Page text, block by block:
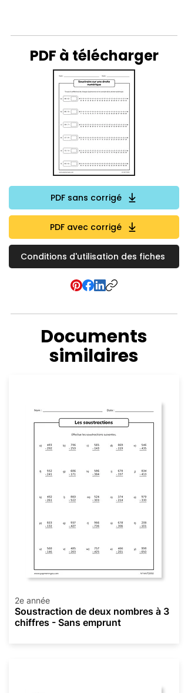
PDF à télécharger
PDF sans corrigé
PDF avec corrigé
Conditions d'utilisation des fiches
Documents
similaires
2e année
Soustraction de deux nombres à 3
chiffres - Sans emprunt